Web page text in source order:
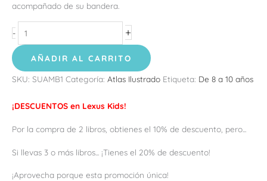
acompañado de su bandera.
- +
AÑADIR AL CARRITO
SKU: SUAMB1 Categoría: Atlas Ilustrado Etiqueta: De 8 a 10 años
¡DESCUENTOS en Lexus Kids!
Por la compra de 2 libros, obtienes el 10% de descuento, pero...
Si llevas 3 o más libros... ¡Tienes el 20% de descuento!
¡Aprovecha porque esta promoción única!